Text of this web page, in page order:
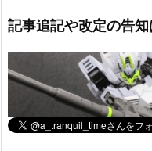
記事追記や改定の告